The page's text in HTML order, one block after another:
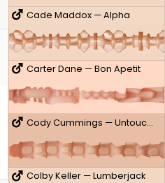
Cade Maddox — Alpha
Carter Dane — Bon Apetit
Cody Cummings — Untouched
Colby Keller — Lumberjack